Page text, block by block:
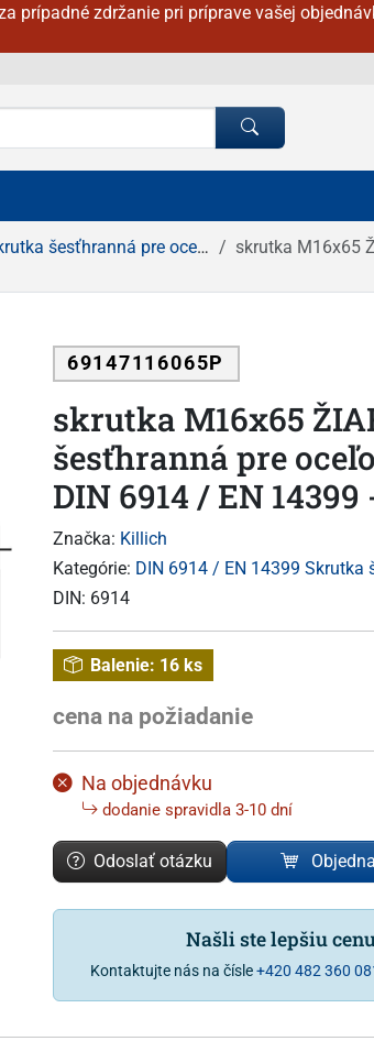
prípadné zdržanie pri príprave vašej
pre oceľové konštrukcie skrutka M16x65
69147116065P
skrutka M16x65
šesťhranná pre
DIN 6914 / EN 14399
Značka: Killich
Kategórie: DIN 6914 / EN 14399
DIN: 6914
Balenie: 16 ks
cena na požiadanie
Na objednávku
dodanie spravidla 3-10 dní
Odoslať otázku
Našli ste lepšiu
Kontaktujte nás na čísle+420 482 360